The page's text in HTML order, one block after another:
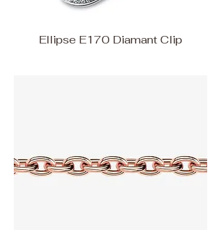
Ellipse E170 Diamant Clip